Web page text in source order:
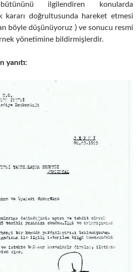
ilgilendiren konularda
kararı doğrultusunda hareket etmesi
böyle düşünüyoruz ) ve sonucu resmi
yönetimine bildirmişlerdir.
yanıtı: